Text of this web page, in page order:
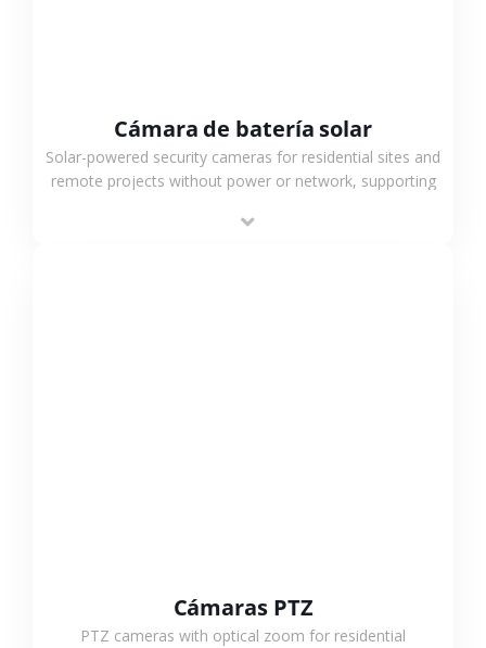
Cámara de batería solar
Solar-powered security cameras for residential sites and
remote projects without power or network, supporting
outdoor monitoring.
Cámaras PTZ
PTZ cameras with optical zoom for residential